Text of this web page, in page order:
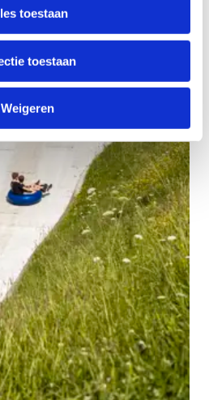
toestaan
toestaan
Weigeren